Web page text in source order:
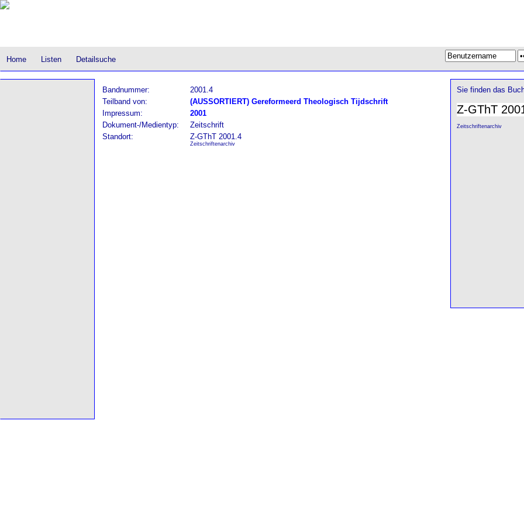
Home Listen Detailsuche
Bandnummer:
2001.4
Teilband von:
(AUSSORTIERT) Gereformeerd Theologisch Tijdschrift
Impressum:
2001
Dokument-/Medientyp:
Zeitschrift
Standort:
Z-GThT 2001.4
Zeitschriftenarchiv
Sie finden das
Z-GThT
Zeitschriftenarchiv